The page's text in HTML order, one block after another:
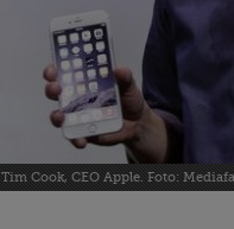
Tim Cook, CEO Apple. Foto: